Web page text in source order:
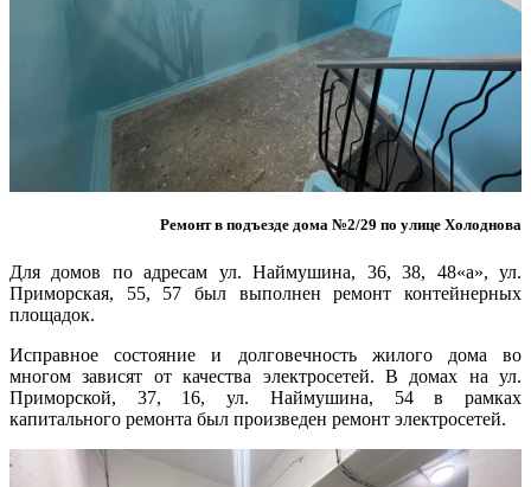
Ремонт в подъезде дома №2/29 по улице Холоднова
Для домов по адресам ул. Наймушина, 36, 38, 48«а», ул.
Приморская, 55, 57 был выполнен ремонт контейнерных
площадок.
Исправное состояние и долговечность жилого дома во
многом зависят от качества электросетей. В домах на ул.
Приморской, 37, 16, ул. Наймушина, 54 в рамках
капитального ремонта был произведен ремонт электросетей.